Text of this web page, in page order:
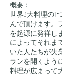
概要：
世界3大料理の1
んで頂けます。
を起源に発祥し
によってそれま
いた人たちが失
ランを開くよう
料理が広まって